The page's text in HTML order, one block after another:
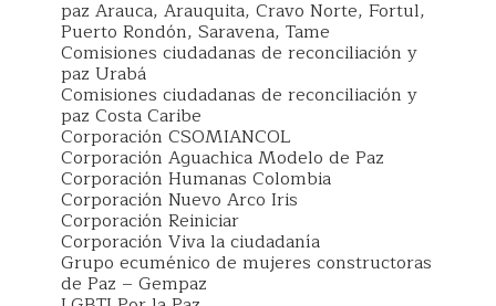
paz Arauca, Arauquita, Cravo Norte, Fortul,
Puerto Rondón, Saravena, Tame
Comisiones ciudadanas de reconciliación y
paz Urabá
Comisiones ciudadanas de reconciliación y
paz Costa Caribe
Corporación CSOMIANCOL
Corporación Aguachica Modelo de Paz
Corporación Humanas Colombia
Corporación Nuevo Arco Iris
Corporación Reiniciar
Corporación Viva la ciudadanía
Grupo ecuménico de mujeres constructoras
de Paz – Gempaz